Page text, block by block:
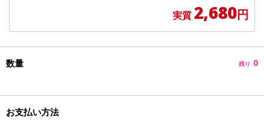
実質 2,680円
数量 残り 0
お支払い方法